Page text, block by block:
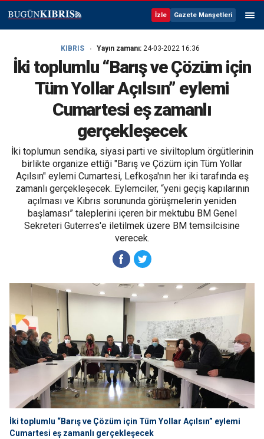
İzle Gazete Manşetleri
KIBRIS Yayın zamanı: 24-03-2022 16:36
İki toplumlu “Barış ve Çözüm için
Tüm Yollar Açılsın” eylemi
Cumartesi eş zamanlı
gerçekleşecek
İki toplumun sendika, siyasi parti ve siviltoplum örgütlerinin
birlikte organize ettiği "Barış ve Çözüm için Tüm Yollar
Açılsın" eylemi Cumartesi, Lefkoşa'nın her iki tarafında eş
zamanlı gerçekleşecek. Eylemciler, “yeni geçiş kapılarının
açılması ve Kıbrıs sorununda görüşmelerin yeniden
başlaması” taleplerini içeren bir mektubu BM Genel
Sekreteri Guterres'e iletilmek üzere BM temsilcisine
verecek.
İki toplumlu “Barış ve Çözüm için Tüm Yollar Açılsın” eylemi
Cumartesi eş zamanlı gerçekleşecek